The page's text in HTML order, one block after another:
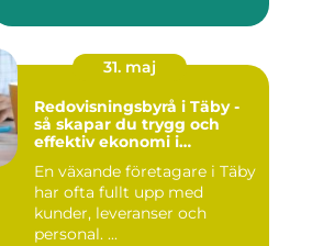
31. maj
Redovisningsbyrå i Täby -
så skapar du trygg och
effektiv ekonomi i
En växande företagare i Täby
har ofta fullt upp med
kunder, leveranser och
personal. ...